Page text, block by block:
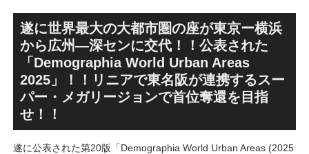
による新たな駅前拠点が2026
年秋誕生へ！！
表！！
遂に世界最大の大都市圏の座が東京ー横浜
から広州―深センに交代！！公表された
「Demographia World Urban Areas
2025」！！リニアで東名阪が連携するスー
パー・メガリージョンで首位奪還を目指
せ！！
遂に公表された第20版「Demographia World Urban Areas (2025